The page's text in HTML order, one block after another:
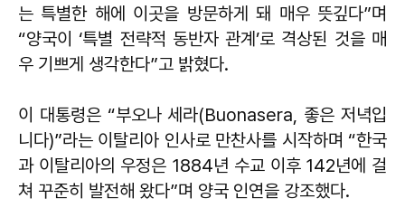
는 특별한 해에 이곳을 방문하게 돼 매우 뜻깊다”며
“양국이 ‘특별 전략적 동반자 관계’로 격상된 것을 매
우 기쁘게 생각한다”고 밝혔다.
이 대통령은 “부오나 세라(Buonasera, 좋은 저녁입
니다)”라는 이탈리아 인사로 만찬사를 시작하며 “한국
과 이탈리아의 우정은 1884년 수교 이후 142년에 걸
쳐 꾸준히 발전해 왔다”며 양국 인연을 강조했다.